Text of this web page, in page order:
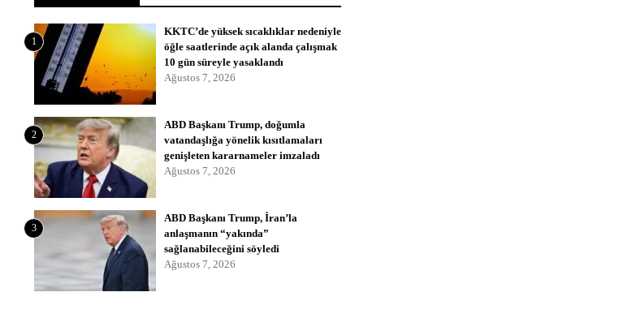
1
KKTC’de yüksek sıcaklıklar nedeniyle
öğle saatlerinde açık alanda çalışmak
10 gün süreyle yasaklandı
Ağustos 7, 2026
2
ABD Başkanı Trump, doğumla
vatandaşlığa yönelik kısıtlamaları
genişleten kararnameler imzaladı
Ağustos 7, 2026
3
ABD Başkanı Trump, İran’la
anlaşmanın “yakında”
sağlanabileceğini söyledi
Ağustos 7, 2026